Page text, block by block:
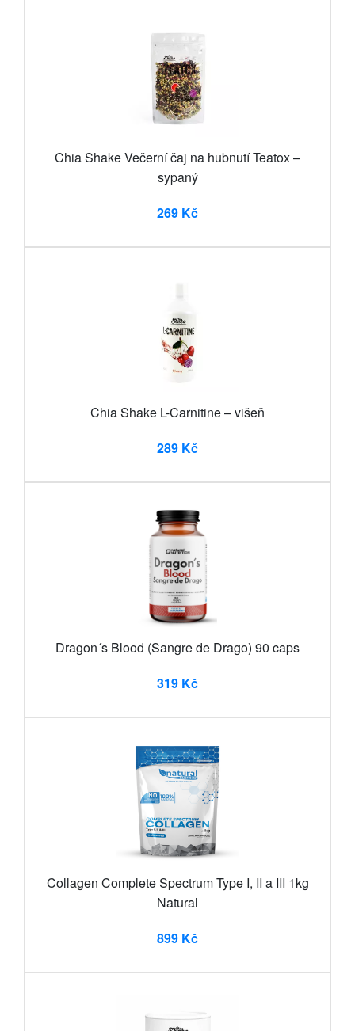
Chia Shake Večerní čaj na hubnutí Teatox –
sypaný
269 Kč
Chia Shake L-Carnitine – višeň
289 Kč
Dragon´s Blood (Sangre de Drago) 90 caps
319 Kč
Collagen Complete Spectrum Type I, II a III 1kg
Natural
899 Kč